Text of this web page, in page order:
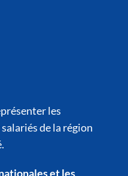
les
de la région
et les